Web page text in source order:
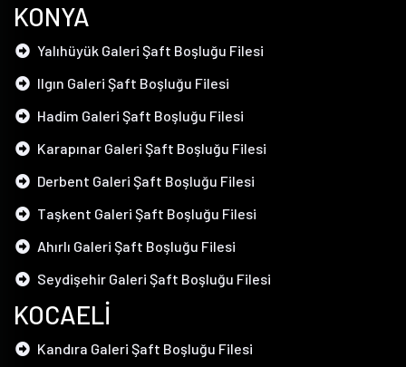
KONYA
Yalıhüyük Galeri Şaft Boşluğu Filesi
Ilgın Galeri Şaft Boşluğu Filesi
Hadim Galeri Şaft Boşluğu Filesi
Karapınar Galeri Şaft Boşluğu Filesi
Derbent Galeri Şaft Boşluğu Filesi
Taşkent Galeri Şaft Boşluğu Filesi
Ahırlı Galeri Şaft Boşluğu Filesi
Seydişehir Galeri Şaft Boşluğu Filesi
KOCAELİ
Kandıra Galeri Şaft Boşluğu Filesi